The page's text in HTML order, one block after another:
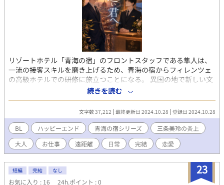
リゾートホテル「青海の宿」のフロントスタッフである隼人は、
一流の接客スキルを磨き上げるため、青海の宿からフィレンツェ
の高級ホテルでの研修に旅立つことになる。 異国の地で新しい文
化やホスピタリティのスタイルに触れ、刺激的な日々を送りなが
らも、隼人の心はどこか満たされずにいた。それは、青海の宿で
共に働いてきた翔の存在を忘れられないからだった。 フィレンツ
ェで出会った先輩スタッフのアレッサンドロや、彼のパートナー
であるリカルドとの交流を通じて、隼人は「愛」や「自分らし
さ」を見つめ直していく。そして、翔に対する気持ちがただの友
情ではなく、もっと深いものだと気づき始める。 一方、隼人のい
ない青海の宿では、翔が新人スタッフ・健一の指導を通じて成長
し、隼人の存在の大きさに改めて気づいていく。隼人がいないこ
とで感じる空虚感の中で、翔もまた、隼人への特別な想いを自覚
続きを読む
文字数 37,212 最終更新日 2024.10.28 登録日 2024.10.28
BL ハッピーエンド 青海の宿シリーズ
三条美玲の炎上
大人
お仕事 遠距離 日常 完結 恋愛
23
短編 完結 なし
お気に入り : 16 24h.ポイント : 0